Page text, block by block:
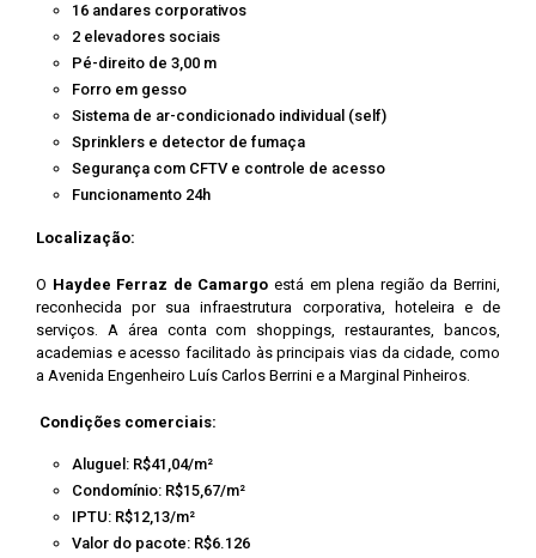
16 andares corporativos
2 elevadores sociais
Pé-direito de 3,00 m
Forro em gesso
Sistema de ar-condicionado individual (self)
Sprinklers e detector de fumaça
Segurança com CFTV e controle de acesso
Funcionamento 24h
Localização:
O Haydee Ferraz de Camargo está em plena região da Berrini,
reconhecida por sua infraestrutura corporativa, hoteleira e de
serviços. A área conta com shoppings, restaurantes, bancos,
academias e acesso facilitado às principais vias da cidade, como
a Avenida Engenheiro Luís Carlos Berrini e a Marginal Pinheiros.
Condições comerciais:
Aluguel: R$41,04/m²
Condomínio: R$15,67/m²
IPTU: R$12,13/m²
Valor do pacote: R$6.126